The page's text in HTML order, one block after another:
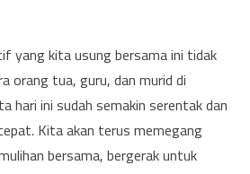
yang kita usung bersama ini tidak
orang tua, guru, dan murid di
hari ini sudah semakin serentak dan
Kita akan terus memegang
bersama, bergerak untuk